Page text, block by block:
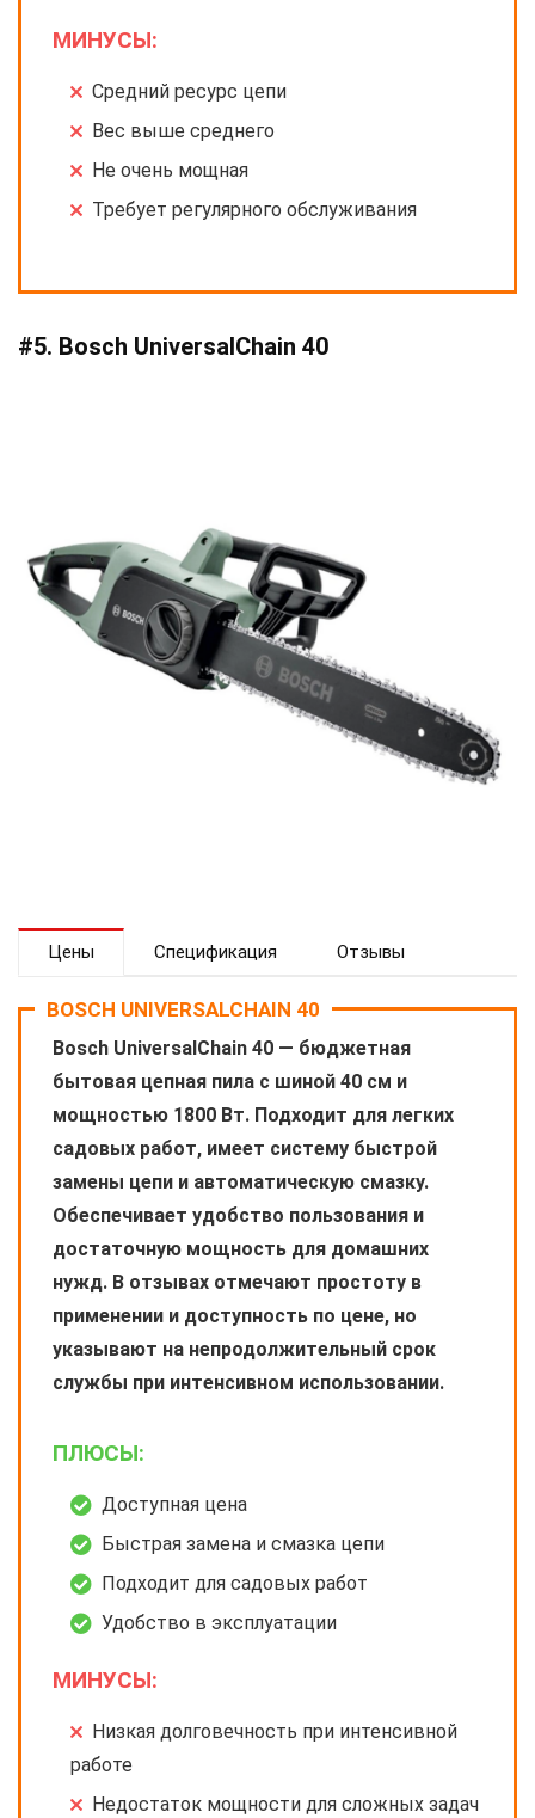
МИНУСЫ:
Средний ресурс цепи
Вес выше среднего
Не очень мощная
Требует регулярного обслуживания
#5. Bosch UniversalChain 40
Цены Спецификация Отзывы
BOSCH UNIVERSALCHAIN 40
Bosch UniversalChain 40 — бюджетная
бытовая цепная пила с шиной 40 см и
мощностью 1800 Вт. Подходит для легких
садовых работ, имеет систему быстрой
замены цепи и автоматическую смазку.
Обеспечивает удобство пользования и
достаточную мощность для домашних
нужд. В отзывах отмечают простоту в
применении и доступность по цене, но
указывают на непродолжительный срок
службы при интенсивном использовании.
ПЛЮСЫ:
Доступная цена
Быстрая замена и смазка цепи
Подходит для садовых работ
Удобство в эксплуатации
МИНУСЫ:
Низкая долговечность при интенсивной
работе
Недостаток мощности для сложных задач